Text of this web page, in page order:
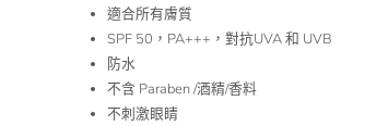
適合所有膚質
SPF 50，PA+++，對抗UVA 和 UVB
防水
不含 Paraben /酒精/香料
不刺激眼睛